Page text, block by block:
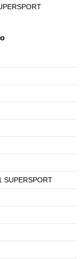
SUPERSPORT